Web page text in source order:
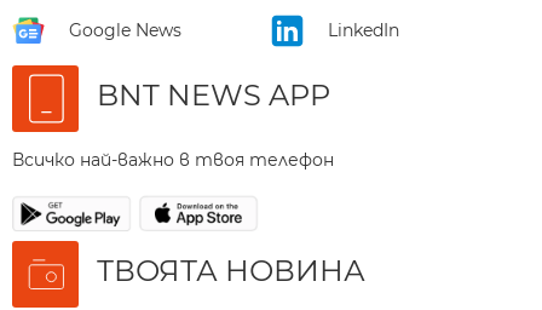
Google News LinkedIn
BNT NEWS APP
Всичко най-важно в твоя телефон
ТВОЯТА НОВИНА